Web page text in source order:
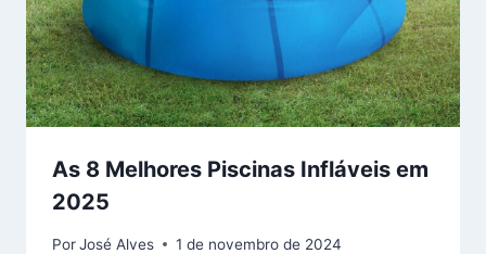
As 8 Melhores Piscinas Infláveis em
2025
PorJosé Alves 1 de novembro de 2024